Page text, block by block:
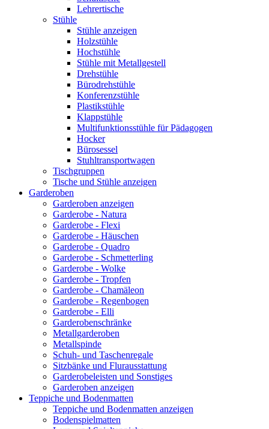
Lehrertische
Stühle
Stühle anzeigen
Holzstühle
Hochstühle
Stühle mit Metallgestell
Drehstühle
Bürodrehstühle
Konferenzstühle
Plastikstühle
Klappstühle
Multifunktionsstühle für Pädagogen
Hocker
Bürosessel
Stuhltransportwagen
Tischgruppen
Tische und Stühle anzeigen
Garderoben
Garderoben anzeigen
Garderobe - Natura
Garderobe - Flexi
Garderobe - Häuschen
Garderobe - Quadro
Garderobe - Schmetterling
Garderobe - Wolke
Garderobe - Tropfen
Garderobe - Chamäleon
Garderobe - Regenbogen
Garderobe - Elli
Garderobenschränke
Metallgarderoben
Metallspinde
Schuh- und Taschenregale
Sitzbänke und Flurausstattung
Garderobeleisten und Sonstiges
Garderoben anzeigen
Teppiche und Bodenmatten
Teppiche und Bodenmatten anzeigen
Bodenspielmatten